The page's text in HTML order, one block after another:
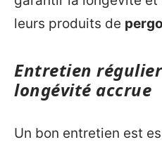
leurs produits de
Entretien
longévité accrue
Un bon entretien est